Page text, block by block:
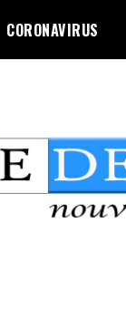
CORONAVIRUS